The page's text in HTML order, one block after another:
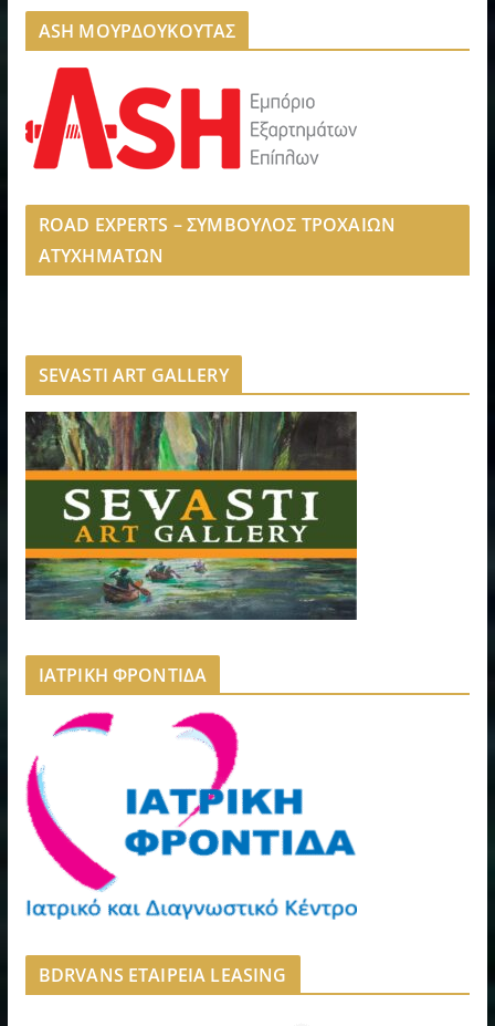
ASH ΜΟΥΡΔΟΥΚΟΥΤΑΣ
ROAD EXPERTS – ΣΥΜΒΟΥΛΟΣ ΤΡΟΧΑΙΩΝ
ΑΤΥΧΗΜΑΤΩΝ
SEVASTI ART GALLERY
ΙΑΤΡΙΚΗ ΦΡΟΝΤΙΔΑ
BDRVANS ΕΤΑΙΡΕΙΑ LEASING